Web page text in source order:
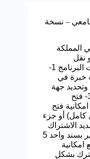
– نسخة
المملكة
نقل
المعلمات او للمشاوير الخاصة. مميزات البرنامج 1-
خبرة في
وتحديد جهة
النقل ونوع الاشتراك والاجر الشهري. 3- فتح
فتح
أو جزء
الاشتراك
للمشتركين مع امكانية تسديد عدة اشهر بسند واحد 5
بشكل